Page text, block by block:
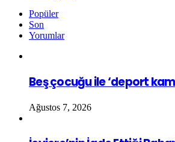
Popüler
Son
Yorumlar
Beş çocuğu ile ‘deport
Ağustos 7, 2026